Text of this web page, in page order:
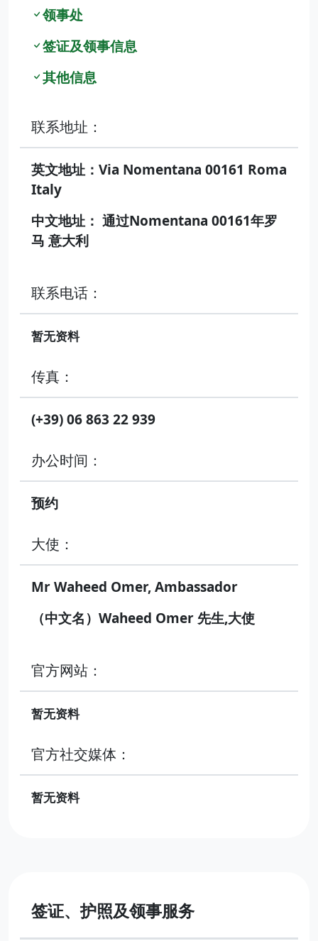
领事处
签证及领事信息
其他信息
联系地址：
英文地址：Via Nomentana 00161 Roma
Italy
中文地址： 通过Nomentana 00161年罗
马 意大利
联系电话：
暂无资料
传真：
(+39) 06 863 22 939
办公时间：
预约
大使：
Mr Waheed Omer, Ambassador
（中文名）Waheed Omer 先生,大使
官方网站：
暂无资料
官方社交媒体：
暂无资料
签证、护照及领事服务